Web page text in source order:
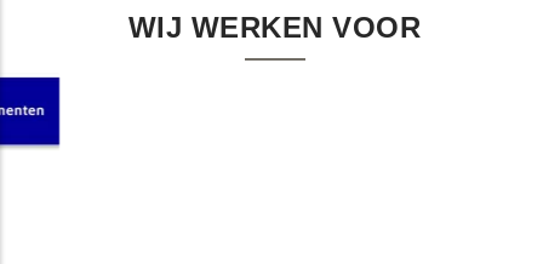
WIJ WERKEN VOOR